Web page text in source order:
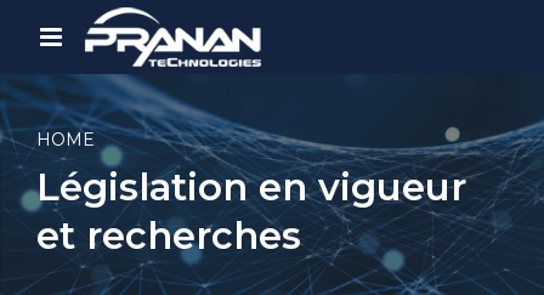
HOME
Législation en vigueur
et recherches